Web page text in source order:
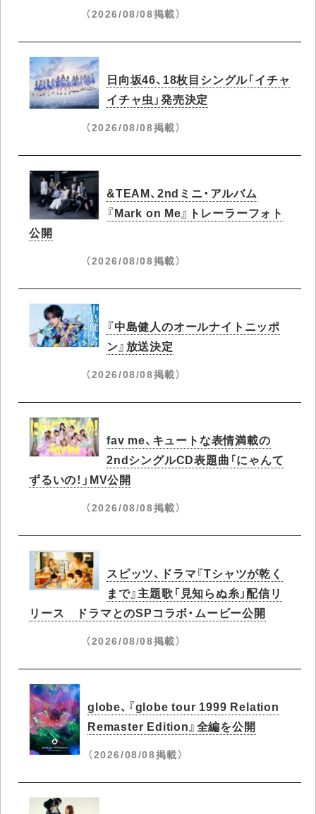
（2026/08/08掲載）
日向坂46、18枚目シングル「イチャ
イチャ虫」発売決定
（2026/08/08掲載）
&TEAM、2ndミニ・アルバム
『Mark on Me』トレーラーフォト
公開
（2026/08/08掲載）
『中島健人のオールナイトニッポ
ン』放送決定
（2026/08/08掲載）
fav me、キュートな表情満載の
2ndシングルCD表題曲「にゃんて
ずるいの！」MV公開
（2026/08/08掲載）
スピッツ、ドラマ『Tシャツが乾く
まで』主題歌「見知らぬ糸」配信リ
リース ドラマとのSPコラボ・ムービー公開
（2026/08/08掲載）
globe、『globe tour 1999 Relation
Remaster Edition』全編を公開
（2026/08/08掲載）